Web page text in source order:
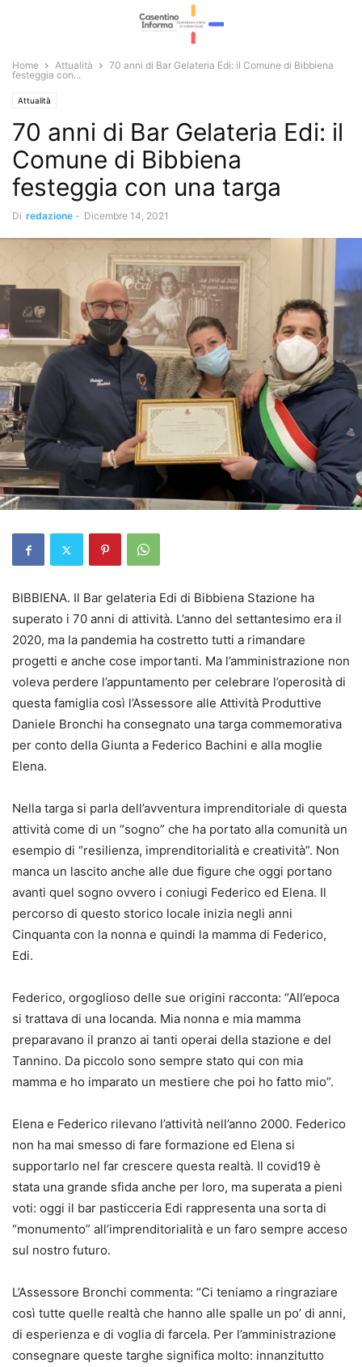
Home Attualità
70 anni di Bar Gelateria Edi: il Comune di Bibbiena
festeggia con...
Attualità
70 anni di Bar Gelateria Edi: il
Comune di Bibbiena
festeggia con una targa
Di redazione - Dicembre 14, 2021
BIBBIENA. Il Bar gelateria Edi di Bibbiena Stazione ha
superato i 70 anni di attività. L’anno del settantesimo era il
2020, ma la pandemia ha costretto tutti a rimandare
progetti e anche cose importanti. Ma l’amministrazione non
voleva perdere l’appuntamento per celebrare l’operosità di
questa famiglia così l’Assessore alle Attività Produttive
Daniele Bronchi ha consegnato una targa commemorativa
per conto della Giunta a Federico Bachini e alla moglie
Elena.
Nella targa si parla dell’avventura imprenditoriale di questa
attività come di un “sogno” che ha portato alla comunità un
esempio di “resilienza, imprenditorialità e creatività”. Non
manca un lascito anche alle due figure che oggi portano
avanti quel sogno ovvero i coniugi Federico ed Elena. Il
percorso di questo storico locale inizia negli anni
Cinquanta con la nonna e quindi la mamma di Federico,
Edi.
Federico, orgoglioso delle sue origini racconta: “All’epoca
si trattava di una locanda. Mia nonna e mia mamma
preparavano il pranzo ai tanti operai della stazione e del
Tannino. Da piccolo sono sempre stato qui con mia
mamma e ho imparato un mestiere che poi ho fatto mio”.
Elena e Federico rilevano l’attività nell’anno 2000. Federico
non ha mai smesso di fare formazione ed Elena si
supportarlo nel far crescere questa realtà. Il covid19 è
stata una grande sfida anche per loro, ma superata a pieni
voti: oggi il bar pasticceria Edi rappresenta una sorta di
“monumento” all’imprenditorialità e un faro sempre acceso
sul nostro futuro.
L’Assessore Bronchi commenta: “Ci teniamo a ringraziare
così tutte quelle realtà che hanno alle spalle un po’ di anni,
di esperienza e di voglia di farcela. Per l’amministrazione
consegnare queste targhe significa molto: innanzitutto